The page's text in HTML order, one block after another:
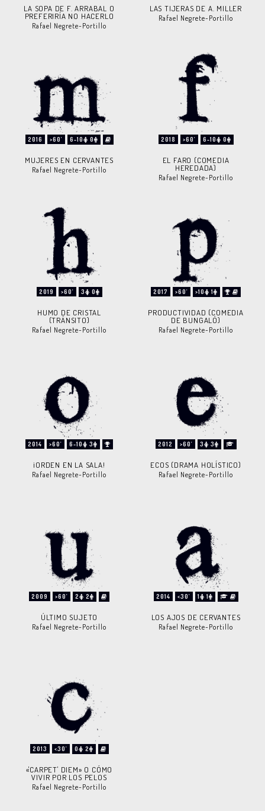
LA SOPA DE F. ARRABAL O
PREFERIRÍA NO HACERLO
Rafael Negrete-Portillo
LAS TIJERAS DE A. MILLER
Rafael Negrete-Portillo
2016 >60' 6-10 0
MUJERES EN CERVANTES
Rafael Negrete-Portillo
2018 >60' 6-10 0
EL FARO (COMEDIA
HEREDADA)
Rafael Negrete-Portillo
2019 >60' 3 0
HUMO DE CRISTAL
(TRÁNSITO)
Rafael Negrete-Portillo
2017 >60' >10 1
PRODUCTIVIDAD (COMEDIA
DE BUNGALÓ)
Rafael Negrete-Portillo
2014 >60' 6-10 3
¡ORDEN EN LA SALA!
Rafael Negrete-Portillo
2012 >60' 3 3
ECOS (DRAMA HOLÍSTICO)
Rafael Negrete-Portillo
2009 >60' 2 2
ÚLTIMO SUJETO
Rafael Negrete-Portillo
2014 <30' 1 1
LOS AJOS DE CERVANTES
Rafael Negrete-Portillo
2013 <30' 0 2
«'CARPET' DIEM» O CÓMO
VIVIR POR LOS PELOS
Rafael Negrete-Portillo